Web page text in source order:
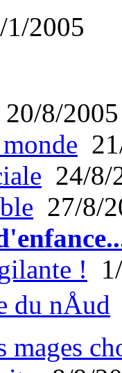
1/2005
20/8/2005
24/8/
27/8/
!
du nÅud
mages